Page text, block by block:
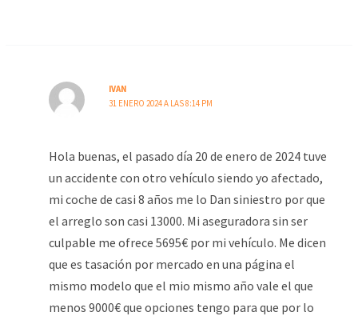
IVAN
31 ENERO 2024 A LAS 8:14 PM
Hola buenas, el pasado día 20 de enero de 2024 tuve
un accidente con otro vehículo siendo yo afectado,
mi coche de casi 8 años me lo Dan siniestro por que
el arreglo son casi 13000. Mi aseguradora sin ser
culpable me ofrece 5695€ por mi vehículo. Me dicen
que es tasación por mercado en una página el
mismo modelo que el mio mismo año vale el que
menos 9000€ que opciones tengo para que por lo